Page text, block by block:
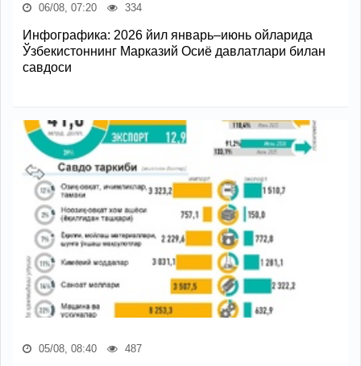
06/08, 07:20 334
Инфографика: 2026 йил январь–июнь ойларида
Ўзбекистоннинг Марказий Осиё давлатлари билан
савдоси
05/08, 08:40 487